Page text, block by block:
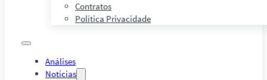
Contratos
Política Privacidade
Análises
Notícias